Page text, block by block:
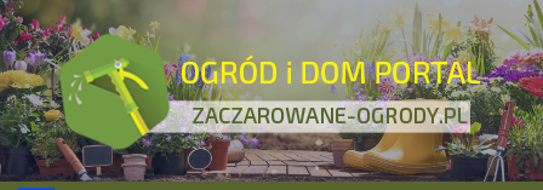
Skip
to
content